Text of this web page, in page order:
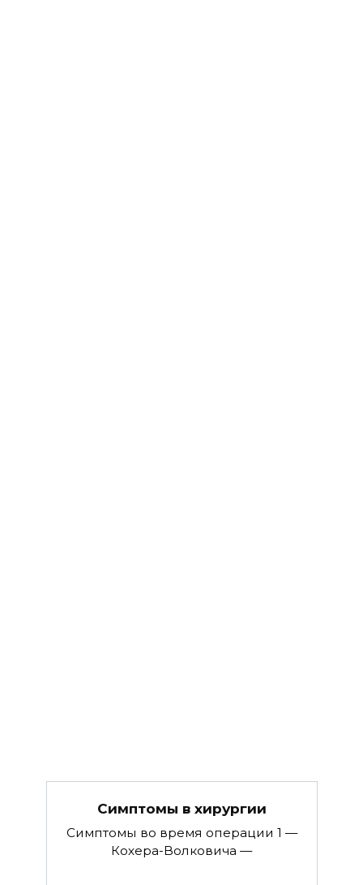
Симптомы в хируpгии
Симптомы во время операции 1 —
Кохера-Волковича —